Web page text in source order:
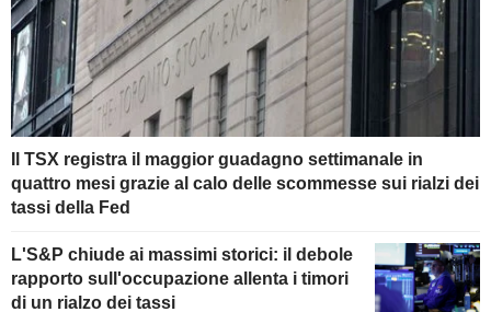
Il TSX registra il maggior guadagno settimanale in
quattro mesi grazie al calo delle scommesse sui rialzi dei
tassi della Fed
L'S&P chiude ai massimi storici: il debole
rapporto sull'occupazione allenta i timori
di un rialzo dei tassi